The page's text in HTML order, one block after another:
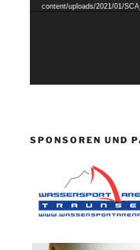
content/uploads/2021/01/
SPONSOREN UND